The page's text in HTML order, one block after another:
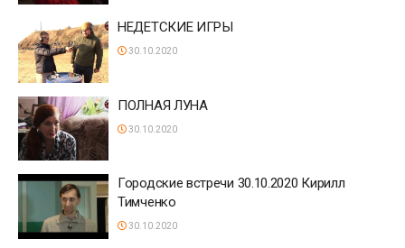
НЕДЕТСКИЕ ИГРЫ
30.10.2020
ПОЛНАЯ ЛУНА
30.10.2020
Городские встречи 30.10.2020 Кирилл
Тимченко
30.10.2020